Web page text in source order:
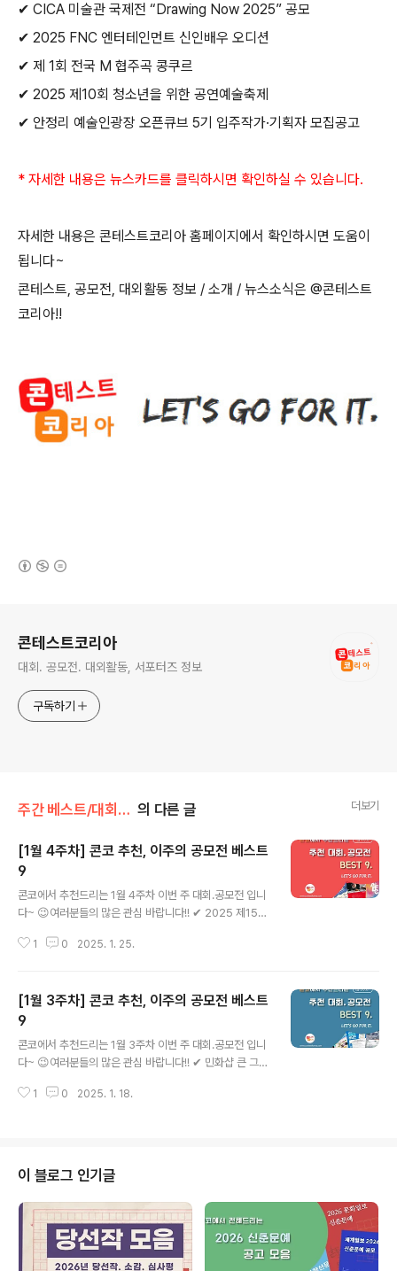
✔ CICA 미술관 국제전 “Drawing Now 2025” 공모
✔ 2025 FNC 엔터테인먼트 신인배우 오디션
✔ 제 1회 전국 M 협주곡 콩쿠르
✔ 2025 제 10회 청소년을 위한 공연예술축제
✔ 안정리 예술인광장 오픈큐브 5기 입주작가·기획자 모집공고
* 자세한 내용은 뉴스카드를 클릭하시면 확인하실 수 있습니다.
자세한 내용은 콘테스트코리아 홈페이지에서 확인하시면 도움이
됩니다~
콘테스트, 공모전, 대외활동 정보 / 소개 / 뉴스소식은 @콘테스트
코리아!!
콘테스트코리아
대회. 공모전. 대외활동, 서포터즈 정보
구독하기
주간 베스트/대회 • 공모전 의 다른 글 더보기
[1월 4주차] 콘코 추천, 이주의 공모전 베스트
9
콘코에서 추천드리는 1월 4주차 이번 주 대회.공모전 입니
다~ 😉여러분들의 많은 관심 바랍니다!! ✔ 2025 제15회
어 영상 공모전✔ [아모레퍼시픽] A-ditor 숏폼 공모전✔
극단 '찬 컴퍼니'에서 2025 신입단원 모집합니다!✔ '소소
한(小少) 공모전' ,『오늘의 창작』- 한 문장, 100자 쓰기✔
제 1회 쿡셀 캐릭터 공모전 CBF (Cookcell Branding F
estival) * 자세한 내용은 뉴스카드를 클릭하시면 확인하
실 수 있습니다. 자세한 내용은 콘테스트코리아 홈페이지
에서 확인하시면 도움이 됩니다~..
1 0 2025. 1. 25.
[1월 3주차] 콘코 추천, 이주의 공모전 베스트
9
콘코에서 추천드리는 1월 3주차 이번 주 대회.공모전 입니
다~ 😉여러분들의 많은 관심 바랍니다!! ✔ 민화샵 큰 그림
제7회 목일신아동문학상 공모✔ [아모레퍼시픽] A-ditor
X 인스타툰 콜라보 기획 공모전 INSTA TOON CONTE
ST✔ 일동제약그룹 신사업 기획/마케팅 아이디어 공모
전 * 자세한 내용은 뉴스카드를 클릭하시면 확인하실 수 있
습니다. 자세한 내용은 콘테스트코리아 홈페이지에서 확인
하시면 도움이 됩니다~콘테스트, 공모전, 대외활동 정보 /
1 0 2025. 1. 18.
이 블로그 인기글